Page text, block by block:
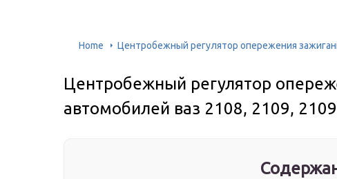
Home Центробежный регулятор опережения
Центробежный регулятор
автомобилей ваз 2108, 2109,